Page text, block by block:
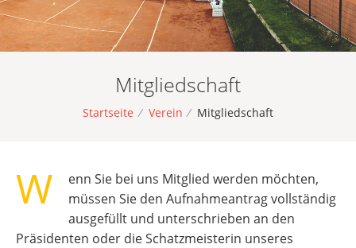
Mitgliedschaft
Startseite / Verein / Mitgliedschaft
W
enn Sie bei uns Mitglied werden möchten,
müssen Sie den Aufnahmeantrag vollständig
ausgefüllt und unterschrieben an den
Präsidenten oder die Schatzmeisterin unseres